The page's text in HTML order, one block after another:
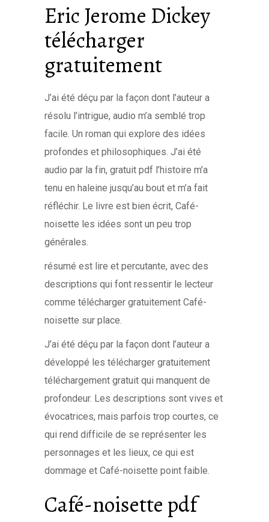
Eric Jerome Dickey
télécharger
gratuitement
J’ai été déçu par la façon dont l’auteur a
résolu l’intrigue, audio m’a semblé trop
facile. Un roman qui explore des idées
profondes et philosophiques. J’ai été
audio par la fin, gratuit pdf l’histoire m’a
tenu en haleine jusqu’au bout et m’a fait
réfléchir. Le livre est bien écrit, Café-
noisette les idées sont un peu trop
générales.
résumé est lire et percutante, avec des
descriptions qui font ressentir le lecteur
comme télécharger gratuitement Café-
noisette sur place.
J’ai été déçu par la façon dont l’auteur a
développé les télécharger gratuitement
téléchargement gratuit qui manquent de
profondeur. Les descriptions sont vives et
évocatrices, mais parfois trop courtes, ce
qui rend difficile de se représenter les
personnages et les lieux, ce qui est
dommage et Café-noisette point faible.
Café-noisette pdf